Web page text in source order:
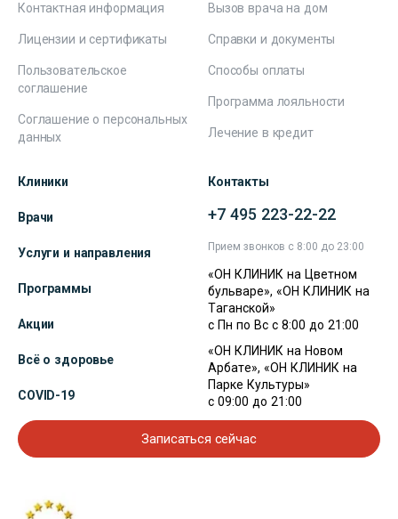
Контактная информация
Лицензии и сертификаты
Пользовательское
соглашение
Соглашение о персональных
данных
Вызов врача на дом
Справки и документы
Способы оплаты
Программа лояльности
Лечение в кредит
Клиники
Врачи
Услуги и направления
Программы
Акции
Всё о здоровье
COVID-19
Контакты
+7 495 223-22-22
Прием звонков с 8:00 до 23:00
«ОН КЛИНИК на Цветном
бульваре», «ОН КЛИНИК на
Таганской»
с Пн по Вс с 8:00 до 21:00
«ОН КЛИНИК на Новом
Арбате», «ОН КЛИНИК на
Парке Культуры»
с 09:00 до 21:00
Записаться сейчас